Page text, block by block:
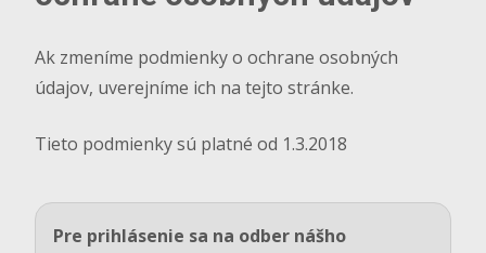
Ak zmeníme podmienky o ochrane osobných
údajov, uverejníme ich na tejto stránke.
Tieto podmienky sú platné od 1.3.2018
Pre prihlásenie sa na odber nášho